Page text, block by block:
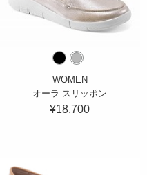
WOMEN
オーラ スリッポン
¥18,700